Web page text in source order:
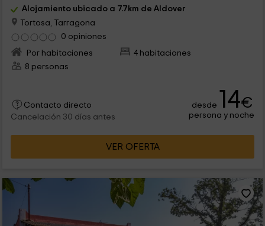
Alojamiento ubicado a 7.7km de Aldover
Tortosa, Tarragona
0 opiniones
Por habitaciones
4 habitaciones
8 personas
Contacto directo
Cancelación 30 días antes
desde 14€
persona y noche
VER OFERTA